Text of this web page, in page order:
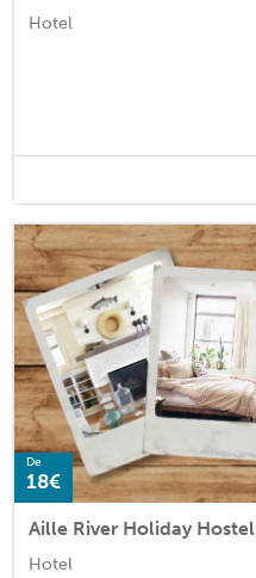
Hotel
De
18€
Aille River Holiday Hostel
Hotel